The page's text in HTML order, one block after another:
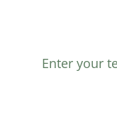
Enter your